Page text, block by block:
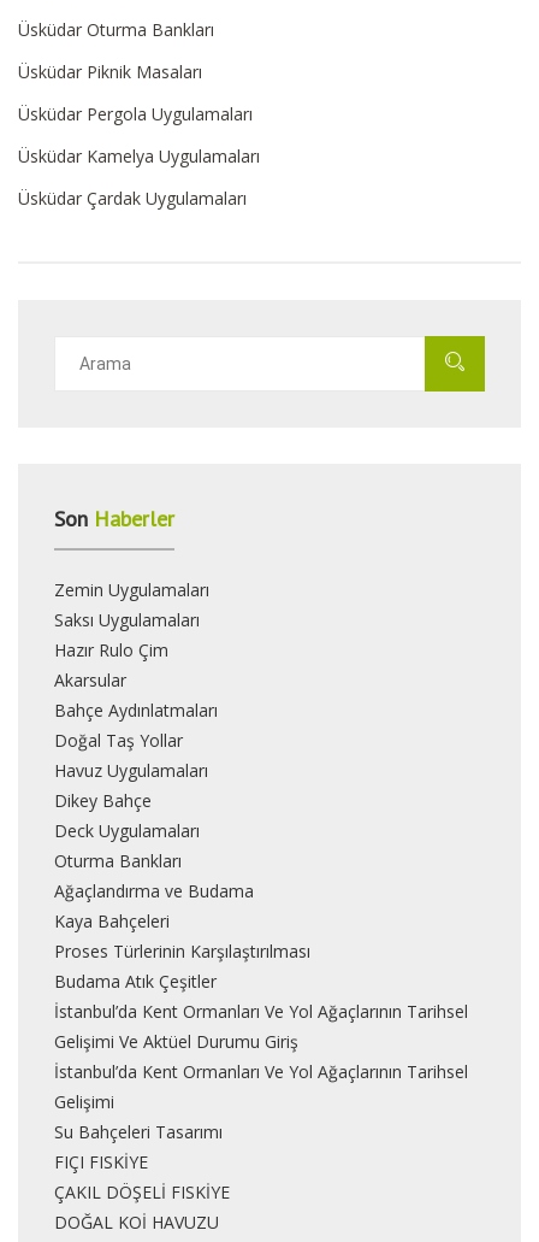
Üsküdar Oturma Bankları
Üsküdar Piknik Masaları
Üsküdar Pergola Uygulamaları
Üsküdar Kamelya Uygulamaları
Üsküdar Çardak Uygulamaları
Son Haberler
Zemin Uygulamaları
Saksı Uygulamaları
Hazır Rulo Çim
Akarsular
Bahçe Aydınlatmaları
Doğal Taş Yollar
Havuz Uygulamaları
Dikey Bahçe
Deck Uygulamaları
Oturma Bankları
Ağaçlandırma ve Budama
Kaya Bahçeleri
Proses Türlerinin Karşılaştırılması
Budama Atık Çeşitler
İstanbul’da Kent Ormanları Ve Yol Ağaçlarının Tarihsel
Gelişimi Ve Aktüel Durumu Giriş
İstanbul’da Kent Ormanları Ve Yol Ağaçlarının Tarihsel
Gelişimi
Su Bahçeleri Tasarımı
FIÇI FISKİYE
ÇAKIL DÖŞELİ FISKİYE
DOĞAL KOİ HAVUZU